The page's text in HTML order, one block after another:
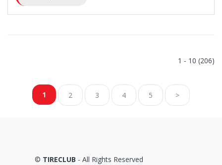
1 - 10 (206)
1 2 3 4 5 >
© TIRECLUB - All Rights Reserved